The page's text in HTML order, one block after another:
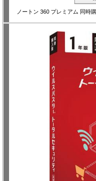
ノートン 360 プレミアム 同時